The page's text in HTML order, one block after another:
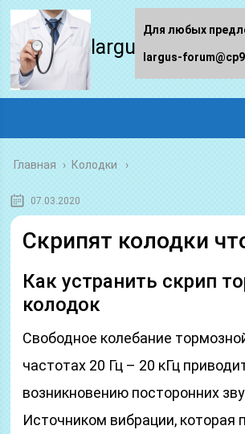
largus-forum.ru
Главная › Колодки
07.03.2020
Скрипят колодки
Как устранить скрип
колодок
Свободное колебание
частотах 20 Гц – 20 кГц
возникновению посторонних
Источником вибрации, которая
Для любых
largus-